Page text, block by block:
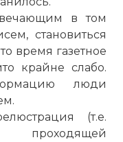
в том
становиться
время газетное
крайне слабо.
люди
(т.е.
проходящей